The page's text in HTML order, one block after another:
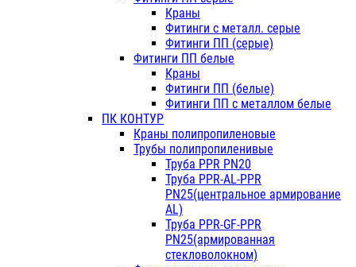
Краны
Фитинги с металл. серые
Фитинги ПП (серые)
Фитинги ПП белые
Краны
Фитинги ПП (белые)
Фитинги ПП с металлом белые
ПК КОНТУР
Краны полипропиленовые
Трубы полипропиленивые
Труба PPR PN20
Труба PPR-AL-PPR
PN25(центральное армирование
AL)
Труба PPR-GF-PPR
PN25(армированная
стекловолокном)